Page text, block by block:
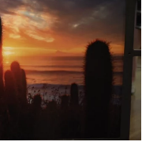
convenio para
fortalecen
atención